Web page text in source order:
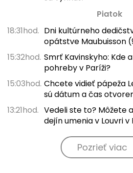
Piatok
18:31hod. Dni kultúrneho
opátstve Maubuisson
15:32hod. Smrť Kavinskyho: Kde
pohreby v Paríži?
15:03hod. Chcete vidieť pápeža
sú dátum a čas
13:21hod. Vedeli ste to? Môžete
dejín umenia v Louvri v
Pozrieť viac